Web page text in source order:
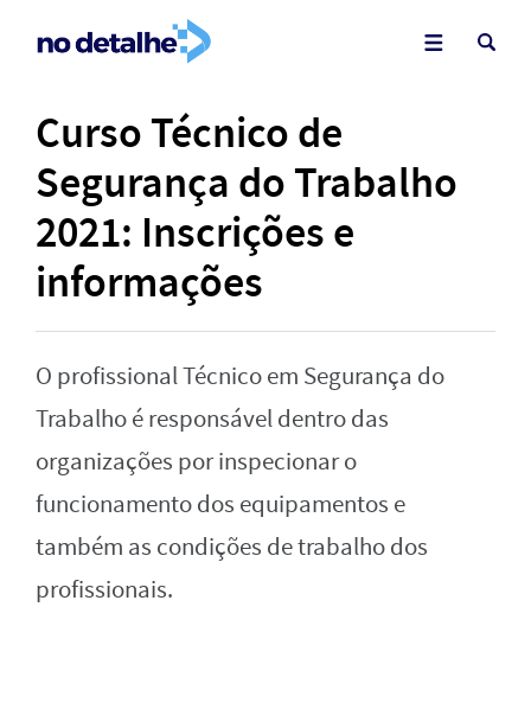
Curso Técnico de
Segurança do Trabalho
2021: Inscrições e
informações
O profissional Técnico em Segurança do
Trabalho é responsável dentro das
organizações por inspecionar o
funcionamento dos equipamentos e
também as condições de trabalho dos
profissionais.